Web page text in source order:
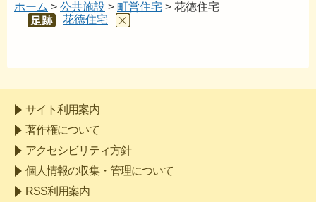
ホーム > 公共施設 > 町営住宅 > 花徳住宅
あし
花徳住宅
サイト利用案内
著作権について
アクセシビリティ方針
個人情報の収集・管理について
RSS利用案内